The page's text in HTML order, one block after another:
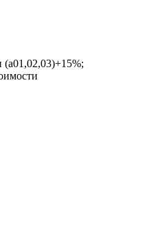
(а01,02,03)+15%;